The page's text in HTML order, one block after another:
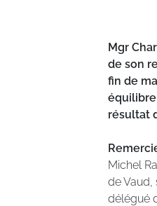
Mgr
de son
fin de
résultat
Michel
de
délégué